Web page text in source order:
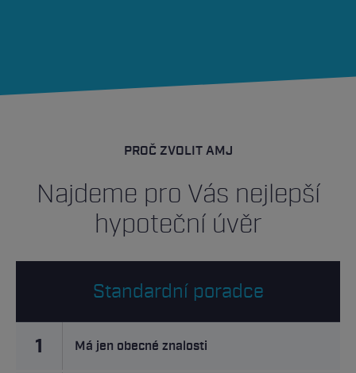
PROČ ZVOLIT AMJ
Najdeme pro Vás nejlepší
hypoteční úvěr
Standardní poradce
1 Má jen obecné znalosti